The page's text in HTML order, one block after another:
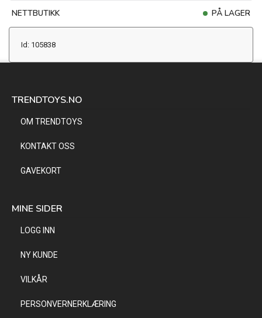
NETTBUTIKK PÅ LAGER
Id: 105838
TRENDTOYS.NO
OM TRENDTOYS
KONTAKT OSS
GAVEKORT
MINE SIDER
LOGG INN
NY KUNDE
VILKÅR
PERSONVERNERKLÆRING